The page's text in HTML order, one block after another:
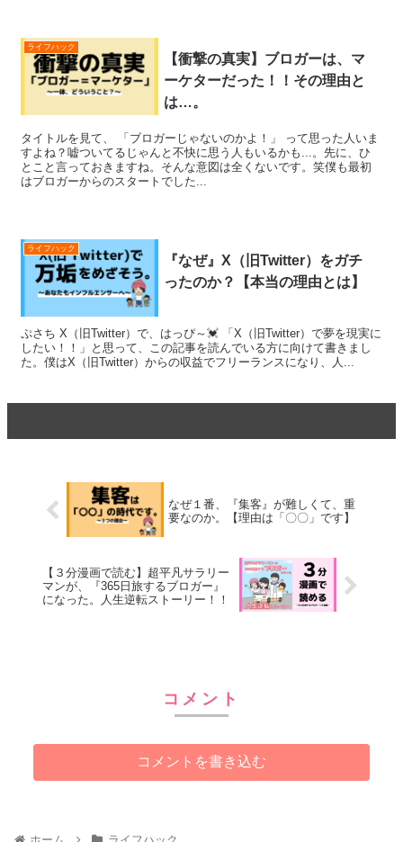
ライフハック
【衝撃の真実】ブロガーは、マ
ーケターだった！！その理由と
は…。
タイトルを見て、 「ブロガーじゃないのかよ！」 って思った人いま
すよね？嘘ついてるじゃんと不快に思う人もいるかも...。先に、ひ
とこと言っておきますね。そんな意図は全くないです。笑僕も最初
はブロガーからのスタートでした...
ライフハック
『なぜ』X（旧Twitter）をガチ
ったのか？【本当の理由とは】
ぷさち X（旧Twitter）で、はっぴ～💓 「X（旧Twitter）で夢を現実に
したい！！」と思って、この記事を読んでいる方に向けて書きまし
た。僕はX（旧Twitter）からの収益でフリーランスになり、人...
なぜ１番、『集客』が難しくて、重
要なのか。【理由は「〇〇」です】
【３分漫画で読む】超平凡サラリー
マンが、『365日旅するブロガー』
になった。人生逆転ストーリー！！
コメント
コメントを書き込む